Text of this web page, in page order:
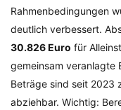
Rahmenbedingungen
deutlich verbessert.
30.826 Euro für
gemeinsam veranlagte
Beträge sind seit 2023
abziehbar. Wichtig: